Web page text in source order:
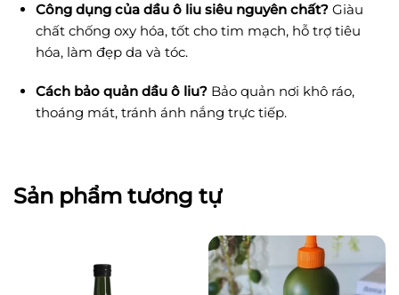
Công dụng của dầu ô liu siêu nguyên chất? Giàu
chất chống oxy hóa, tốt cho tim mạch, hỗ trợ tiêu
hóa, làm đẹp da và tóc.
Cách bảo quản dầu ô liu? Bảo quản nơi khô ráo,
thoáng mát, tránh ánh nắng trực tiếp.
Sản phẩm tương tự